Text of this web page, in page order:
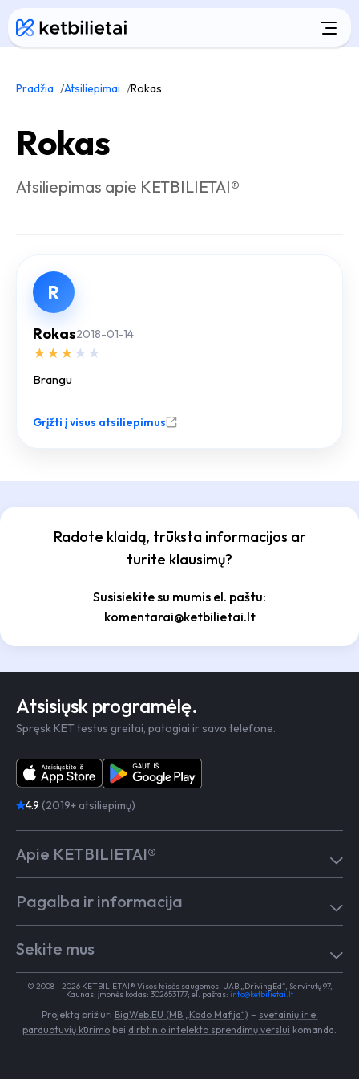
Pradžia Atsiliepimai Rokas
Rokas
Atsiliepimas apie KETBILIETAI®
R
Rokas2018-01-14
★ ★ ★ ★ ★
Brangu
Grįžti į visus atsiliepimus
Radote klaidą, trūksta informacijos ar
turite klausimų?
Susisiekite su mumis el. paštu:
komentarai@ketbilietai.lt
Atsisiųsk programėlę.
Spręsk KET testus greitai, patogiai ir savo telefone.
4.9 (2019+ atsiliepimų)
Apie KETBILIETAI®
Kaip mokytis
Testai
Test in English
Kontaktai
Vairavimo mokykloms
Apie KETBILIETAI®
Pagalba ir informacija
Dažniausiai užduodami klausimai
Egzaminai Regitroje
Medicininė pažyma
Naujienos
Sekite mus
TikTok
Facebook
Instagram
© 2008 - 2026 KETBILIETAI® Visos teisės saugomos. UAB „DrivingEd“, Servitutų 97,
Kaunas; įmonės kodas: 302653177; el. paštas: info@ketbilietai.lt
Projektą prižiūri BigWeb.EU (MB „Kodo Mafija“) – svetainių ir e.
parduotuvių kūrimo bei dirbtinio intelekto sprendimų verslui komanda.